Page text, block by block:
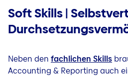
Soft Skills |
Neben den fachlichen Skills
Accounting & Reporting auch